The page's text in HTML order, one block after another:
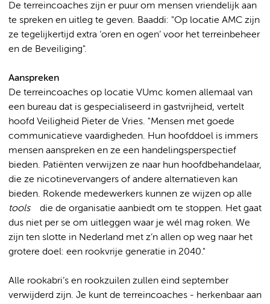
De terreincoaches zijn er puur om mensen vriendelijk aan
te spreken en uitleg te geven. Baaddi: "Op locatie AMC zijn
ze tegelijkertijd extra ‘oren en ogen’ voor het terreinbeheer
en de Beveiliging".
Aanspreken
De terreincoaches op locatie VUmc komen allemaal van
een bureau dat is gespecialiseerd in gastvrijheid, vertelt
hoofd Veiligheid Pieter de Vries. "Mensen met goede
communicatieve vaardigheden. Hun hoofddoel is immers
mensen aanspreken en ze een handelingsperspectief
bieden. Patiënten verwijzen ze naar hun hoofdbehandelaar,
die ze nicotinevervangers of andere alternatieven kan
bieden. Rokende medewerkers kunnen ze wijzen op alle
toolsdie de organisatie aanbiedt om te stoppen. Het gaat
dus niet per se om uitleggen waar je wél mag roken. We
zijn ten slotte in Nederland met z’n allen op weg naar het
grotere doel: een rookvrije generatie in 2040."
Alle rookabri’s en rookzuilen zullen eind september
verwijderd zijn. Je kunt de terreincoaches - herkenbaar aan